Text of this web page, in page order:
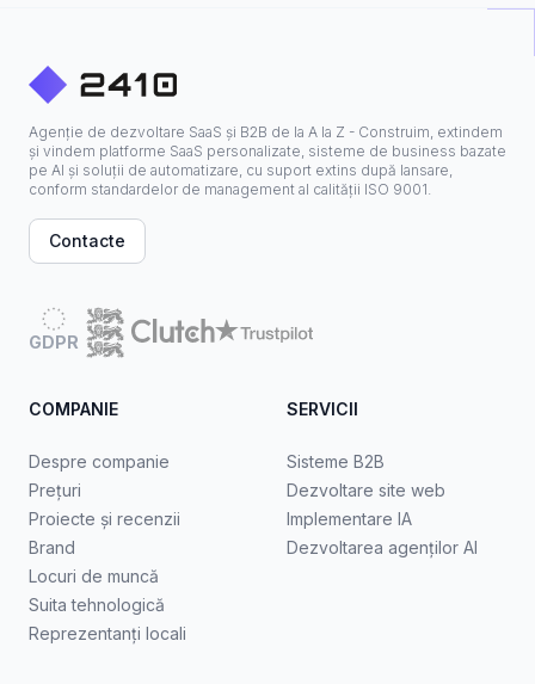
Agenție de dezvoltare SaaS și B2B de la A la Z - Construim, extindem
și vindem platforme SaaS personalizate, sisteme de business bazate
pe AI și soluții de automatizare, cu suport extins după lansare,
conform standardelor de management al calității ISO 9001.
Contacte
GDPR
COMPANIE
Despre companie
Prețuri
Proiecte și recenzii
Brand
Locuri de muncă
Suita tehnologică
Reprezentanți locali
SERVICII
Sisteme B2B
Dezvoltare site web
Implementare IA
Dezvoltarea agenților AI